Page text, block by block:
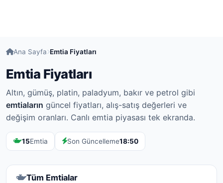
Ana Sayfa Emtia Fiyatları
Emtia Fiyatları
Altın, gümüş, platin, paladyum, bakır ve petrol gibi
emtiaların güncel fiyatları, alış-satış değerleri ve
değişim oranları. Canlı emtia piyasası tek ekranda.
15Emtia Son Güncelleme18:50
Tüm Emtialar